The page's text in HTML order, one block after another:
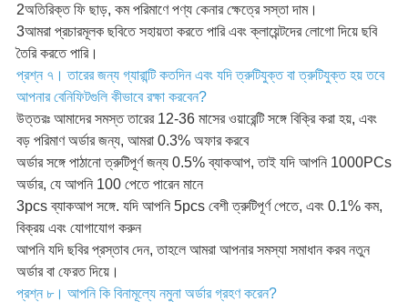
2অতিরিক্ত ফি ছাড়, কম পরিমাণে পণ্য কেনার ক্ষেত্রে সস্তা দাম।
3আমরা প্রচারমূলক ছবিতে সহায়তা করতে পারি এবং ক্লায়েন্টদের লোগো দিয়ে ছবি
তৈরি করতে পারি।
প্রশ্ন ৭। তারের জন্য গ্যারান্টি কতদিন এবং যদি ত্রুটিযুক্ত বা ত্রুটিযুক্ত হয় তবে
আপনার বেনিফিটগুলি কীভাবে রক্ষা করবেন?
উত্তরঃ আমাদের সমস্ত তারের 12-36 মাসের ওয়ারেন্টি সঙ্গে বিক্রি করা হয়, এবং
বড় পরিমাণ অর্ডার জন্য, আমরা 0.3% অফার করবে
অর্ডার সঙ্গে পাঠানো ত্রুটিপূর্ণ জন্য 0.5% ব্যাকআপ, তাই যদি আপনি 1000PCs
অর্ডার, যে আপনি 100 পেতে পারেন মানে
3pcs ব্যাকআপ সঙ্গে. যদি আপনি 5pcs বেশী ত্রুটিপূর্ণ পেতে, এবং 0.1% কম,
বিক্রয় এবং যোগাযোগ করুন
আপনি যদি ছবির প্রস্তাব দেন, তাহলে আমরা আপনার সমস্যা সমাধান করব নতুন
অর্ডার বা ফেরত দিয়ে।
প্রশ্ন ৮। আপনি কি বিনামূল্যে নমুনা অর্ডার গ্রহণ করেন?